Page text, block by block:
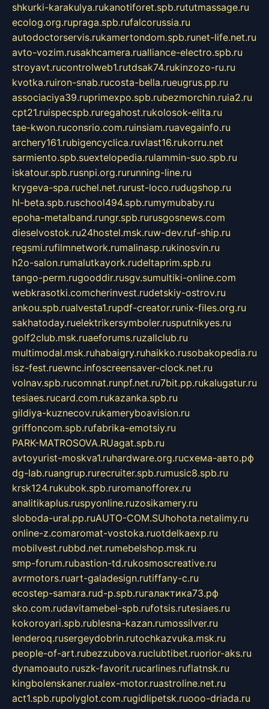
shkurki-karakulya.rukanotiforet.spb.rututmassage.ru
ecolog.org.rupraga.spb.rufalcorussia.ru
autodoctorservis.rukamertondom.spb.runet-life.net.ru
avto-vozim.rusakhcamera.rualliance-electro.spb.ru
stroyavt.rucontrolweb1.rutdsak74.rukinzozo-ru.ru
kvotka.ruiron-snab.rucosta-bella.rueugrus.pp.ru
associaciya39.ruprimexpo.spb.rubezmorchin.ruia2.ru
cpt21.ruispecspb.ruregahost.rukolosok-elita.ru
tae-kwon.ruconsrio.com.ruinsiam.ruavegainfo.ru
archery161.rubigencyclica.ruvlast16.rukorru.net
sarmiento.spb.suextelopedia.rulammin-suo.spb.ru
iskatour.spb.rusnpi.org.rurunning-line.ru
krygeva-spa.ruchel.net.rurust-loco.rudugshop.ru
hl-beta.spb.ruschool494.spb.rumymubaby.ru
epoha-metalband.rungr.spb.rurusgosnews.com
dieselvostok.ru24hostel.msk.ruw-dev.ruf-ship.ru
regsmi.rufilmnetwork.rumalinasp.rukinosvin.ru
h2o-salon.rumalutkayork.rudeltaprim.spb.ru
tango-perm.rugooddir.rusgv.sumultiki-online.com
webkrasotki.comcherinvest.rudetskiy-ostrov.ru
ankou.spb.rualvesta1.rupdf-creator.runix-files.org.ru
sakhatoday.ruelektrikersymboler.rusputnikyes.ru
golf2club.msk.ruaeforums.ruzallclub.ru
multimodal.msk.ruhabaigry.ruhaikko.rusobakopedia.ru
isz-fest.ruewnc.infoscreensaver-clock.net.ru
volnav.spb.rucomnat.runpf.net.ru7bit.pp.rukalugatur.ru
tesiaes.rucard.com.rukazanka.spb.ru
gildiya-kuznecov.rukameryboavision.ru
griffoncom.spb.rufabrika-emotsiy.ru
PARK-MATROSOVA.RUagat.spb.ru
avtoyurist-moskva1.ruhardware.org.ruсхема-авто.рф
dg-lab.ruangrup.rurecruiter.spb.rumusic8.spb.ru
krsk124.rukubok.spb.ruromanofforex.ru
analitikaplus.ruspyonline.ruzosikamery.ru
sloboda-ural.pp.ruAUTO-COM.SUhohota.netalimy.ru
online-z.comaromat-vostoka.ruotdelkaexp.ru
mobilvest.rubbd.net.rumebelshop.msk.ru
smp-forum.rubastion-td.rukosmoscreative.ru
avrmotors.ruart-galadesign.rutiffany-c.ru
ecostep-samara.rud-p.spb.ruгалактика73.рф
sko.com.rudavitamebel-spb.rufotsis.rutesiaes.ru
kokoroyari.spb.rublesna-kazan.rumossilver.ru
lenderoq.rusergeydobrin.rutochkazvuka.msk.ru
people-of-art.rubezzubova.ruclubtibet.ruorior-aks.ru
dynamoauto.ruszk-favorit.rucarlines.ruflatnsk.ru
kingbolenskaner.rualex-motor.ruastroline.net.ru
act1.spb.rupolyglot.com.rugidlipetsk.ruooo-driada.ru